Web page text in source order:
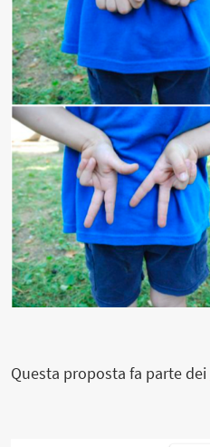
Questa proposta fa parte dei